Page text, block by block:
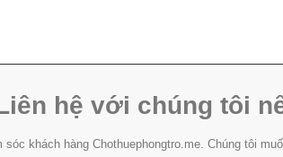
hệ với chúng tôi
sóc khách hàng Chothuephongtro.me. Chúng tôi